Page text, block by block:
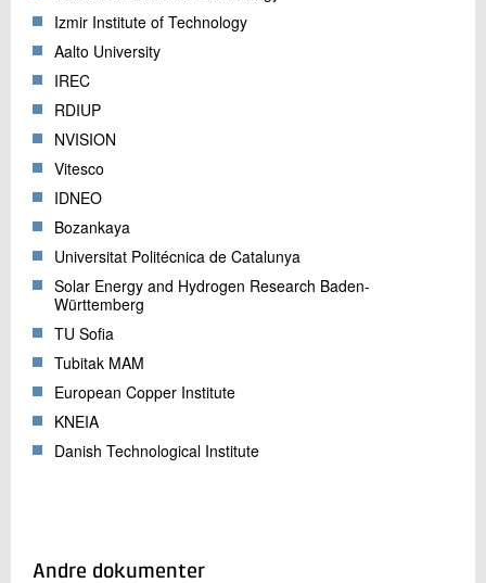
Izmir Institute of Technology
Aalto University
IREC
RDIUP
NVISION
Vitesco
IDNEO
Bozankaya
Universitat Politécnica de Catalunya
Solar Energy and Hydrogen Research Baden-
Württemberg
TU Sofia
Tubitak MAM
European Copper Institute
KNEIA
Danish Technological Institute
Andre dokumenter